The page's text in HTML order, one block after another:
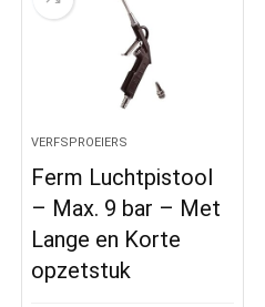
VERFSPROEIERS
Ferm Luchtpistool
– Max. 9 bar – Met
Lange en Korte
opzetstuk